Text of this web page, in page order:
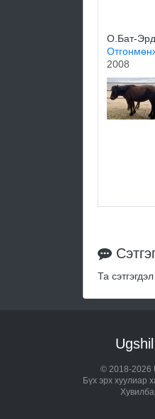
О.Бат-
2008
Та
© 2018-2026
Бүх эрх хуулиар